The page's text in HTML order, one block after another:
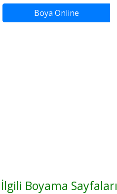
Boya Online
İlgili Boyama Sayfaları